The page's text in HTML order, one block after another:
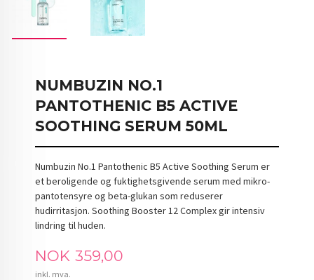
NUMBUZIN NO.1
PANTOTHENIC B5 ACTIVE
SOOTHING SERUM 50ML
Numbuzin No.1 Pantothenic B5 Active Soothing Serum er
et beroligende og fuktighetsgivende serum med mikro-
pantotensyre og beta-glukan som reduserer
hudirritasjon. Soothing Booster 12 Complex gir intensiv
lindring til huden.
Pris
NOK 359,00
inkl. mva.